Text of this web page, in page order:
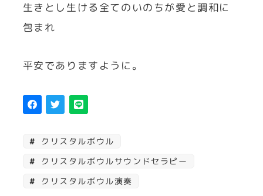
生きとし生ける全てのいのちが愛と調和に
包まれ
平安でありますように。
クリスタルボウル
クリスタルボウルサウンドセラピー
クリスタルボウル演奏